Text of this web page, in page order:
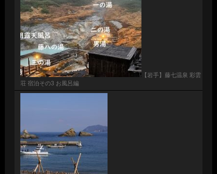
【岩手】藤七温泉 彩雲
荘 宿泊その3 お風呂編